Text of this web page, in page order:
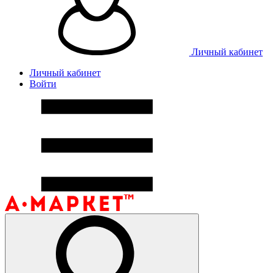
Личный кабинет
Личный кабинет
Войти